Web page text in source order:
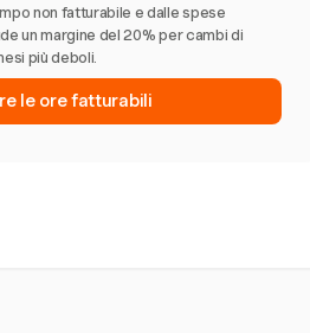
non fatturabile e dalle spese
un margine del 20% per cambi di
più deboli.
le ore fatturabili